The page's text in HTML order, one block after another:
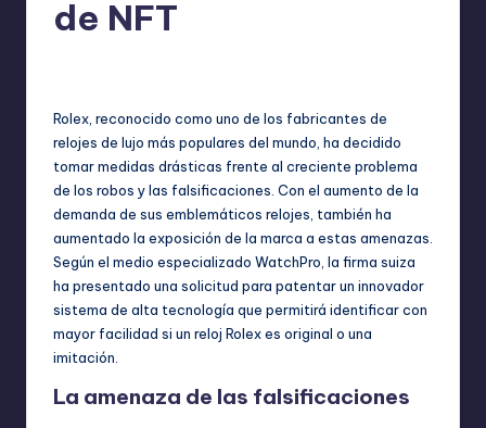
de NFT
Rolex, reconocido como uno de los fabricantes de
relojes de lujo más populares del mundo, ha decidido
tomar medidas drásticas frente al creciente problema
de los robos y las falsificaciones. Con el aumento de la
demanda de sus emblemáticos relojes, también ha
aumentado la exposición de la marca a estas amenazas.
Según el medio especializado WatchPro, la firma suiza
ha presentado una solicitud para patentar un innovador
sistema de alta tecnología que permitirá identificar con
mayor facilidad si un reloj Rolex es original o una
imitación.
La amenaza de las falsificaciones